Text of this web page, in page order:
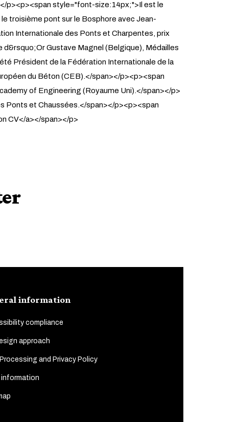
p><p><span style="font-size:14px;">Il est le
troisième pont sur le Bosphore avec Jean-
Internationale des Ponts et Charpentes, prix
Gustave Magnel (Belgique), Médailles
Président de la Fédération Internationale de la
du Béton (CEB).</span></p><p><span
of Engineering (Royaume Uni).</span></p>
Ponts et Chaussées.</span></p><p><span
CV</a></span></p>
information
compliance
approach
and Privacy Policy
information